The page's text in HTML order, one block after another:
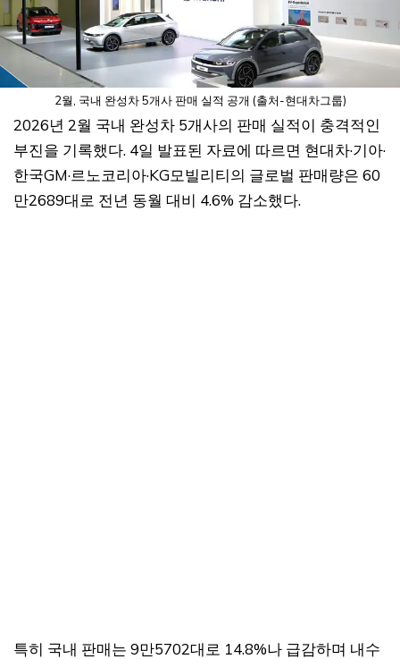
2월, 국내 완성차 5개사 판매 실적 공개 (출처-현대차그룹)
2026년 2월 국내 완성차 5개사의 판매 실적이 충격적인
부진을 기록했다. 4일 발표된 자료에 따르면 현대차·기아·
한국GM·르노코리아·KG모빌리티의 글로벌 판매량은 60
만2689대로 전년 동월 대비 4.6% 감소했다.
특히 국내 판매는 9만5702대로 14.8%나 급감하며 내수